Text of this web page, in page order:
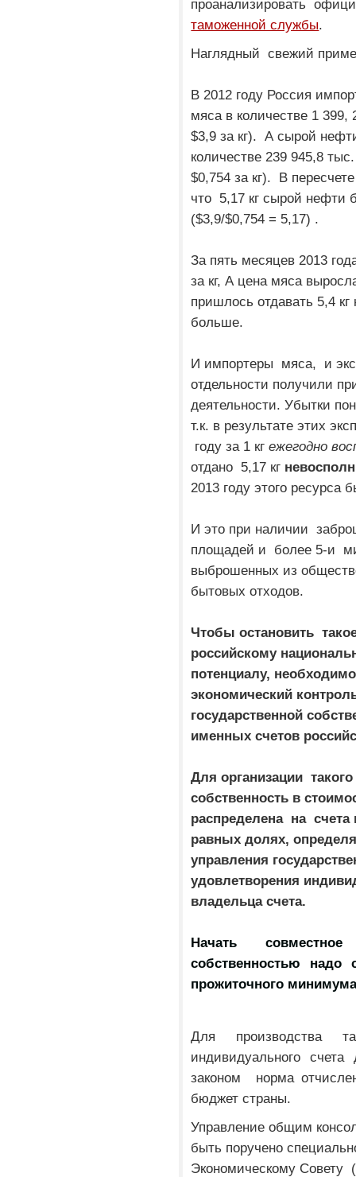
проанализировать
таможенной службы.
Наглядный свежий
В 2012 году Россия
мяса в количестве 1
$3,9 за кг). А сырой
количестве 239 945,8
$0,754 за кг). В
что 5,17 кг сырой нефти
($3,9/$0,754 = 5,17) .
За пять месяцев 2013
за кг, А цена мяса
пришлось отдавать 5,4
больше.
И импортеры мяса, и
отдельности получили
деятельности. Убытки
т.к. в результате этих
году за 1 кгежегодно
отдано 5,17 кг
2013 году этого
И это при наличии
площадей и более 5-и
выброшенных из
бытовых отходов.
Чтобы остановить
российскому
потенциалу,
экономический
государственной
именных счетов
Для организации
собственность в
распределена на
равных долях,
управления
удовлетворения
владельца счета.
Начать совместное
собственностью надо
прожиточного
Для производства
индивидуального
законом норма
бюджет страны.
Управление общим
быть поручено
Экономическому Совету